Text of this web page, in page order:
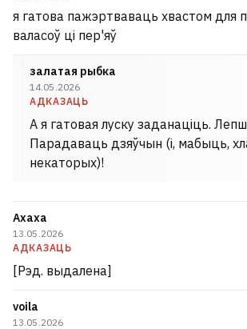
я гатова пажэртваваць хвастом для
валасоў ці пер'яў
залатая рыбка
14.05.2026
АДКАЗАЦЬ
А я гатовая луску заданаціць.
Парадаваць дзяўчын (і, мабыць,
некаторых)!
Ахаха
13.05.2026
АДКАЗАЦЬ
[Рэд. выдалена]
voila
13.05.2026